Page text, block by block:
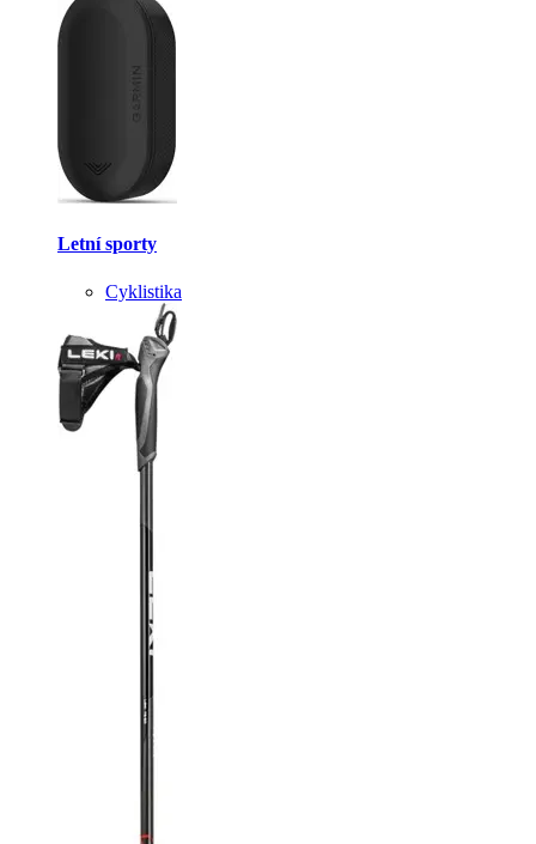
Letní sporty
Cyklistika